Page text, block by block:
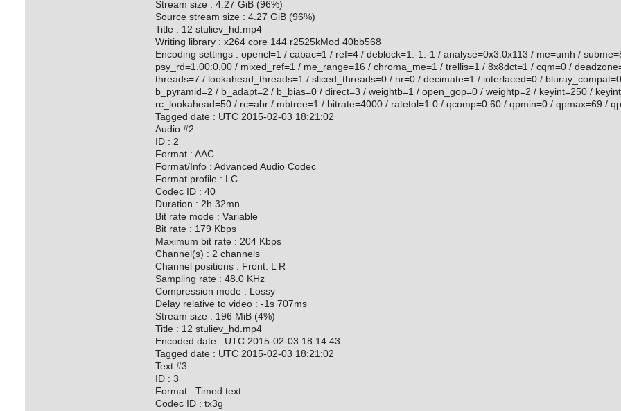
Stream size : 4.27 GiB (96%)
Source stream size : 4.27 GiB (96%)
Title : 12 stuliev_hd.mp4
Writing library : x264 core 144 r2525kMod 40bb568
Encoding settings : opencl=1 / cabac=1 / ref=4 / deblock=1:-1:-1 / analyse=0x3:0x113 / me=umh /
psy_rd=1.00:0.00 / mixed_ref=1 / me_range=16 / chroma_me=1 / trellis=1 / 8x8dct=1 / cqm=0 /
threads=7 / lookahead_threads=1 / sliced_threads=0 / nr=0 / decimate=1 / interlaced=0 /
b_pyramid=2 / b_adapt=2 / b_bias=0 / direct=3 / weightb=1 / open_gop=0 / weightp=2 / keyint=250 /
rc_lookahead=50 / rc=abr / mbtree=1 / bitrate=4000 / ratetol=1.0 / qcomp=0.60 / qpmin=0 / qpmax=69 /
Tagged date : UTC 2015-02-03 18:21:02
Audio #2
ID : 2
Format : AAC
Format/Info : Advanced Audio Codec
Format profile : LC
Codec ID : 40
Duration : 2h 32mn
Bit rate mode : Variable
Bit rate : 179 Kbps
Maximum bit rate : 204 Kbps
Channel(s) : 2 channels
Channel positions : Front: L R
Sampling rate : 48.0 KHz
Compression mode : Lossy
Delay relative to video : -1s 707ms
Stream size : 196 MiB (4%)
Title : 12 stuliev_hd.mp4
Encoded date : UTC 2015-02-03 18:14:43
Tagged date : UTC 2015-02-03 18:21:02
Text #3
ID : 3
Format : Timed text
Codec ID : tx3g